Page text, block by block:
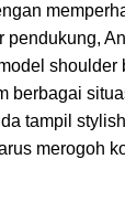
pendukung,
shoulder
berbagai
tampil
merogoh